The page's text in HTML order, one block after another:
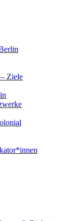
Ziele